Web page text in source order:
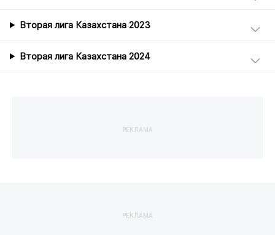
Вторая лига Казахстана 2023
Вторая лига Казахстана 2024
РЕКЛАМА
РЕКЛАМА